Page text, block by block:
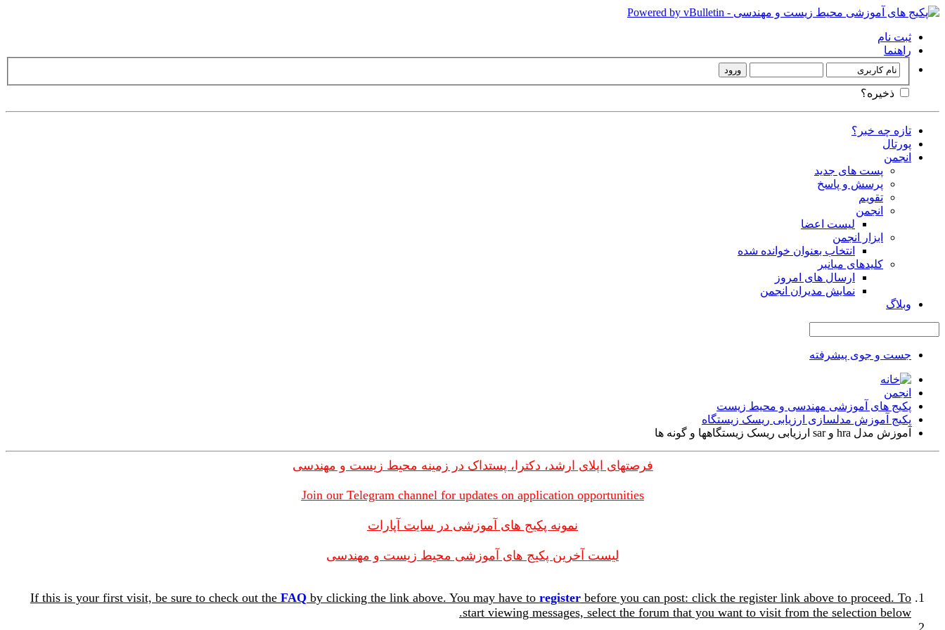
ثبت نام
راهنما
ذخیره؟
تازه چه خبر؟
پورتال
انجمن
پست های جدید
پرسش و پاسخ
تقویم
انجمن
لیست اعضا
ابزار انجمن
انتخاب بعنوان خوانده شده
کلیدهای میانبر
ارسال های امروز
نمایش مدیران انجمن
وبلاگ
جست و جوی پیشرفته
انجمن
پکیج های آموزشی مهندسی و محیط زیست
پکیج آموزش مدلسازی ارزیابی ریسک زیستگاه
آموزش مدل hra و sar ارزیابی ریسک زیستگاهها و گونه ها
فرصتهای اپلای ارشد، دکترا، پستداک در زمینه محیط زیست و مهندسی
Join our Telegram channel for updates on application opportunities
نمونه پکیج های آموزشی در سایت آپارات
لیست آخرین پکیج های آموزشی محیط زیست و مهندسی
If this is your first visit, be sure to check out the FAQ by clicking the link above. You may have to register before you can post: click the register link above to proceed. To
start viewing messages, select the forum that you want to visit from the selection below.